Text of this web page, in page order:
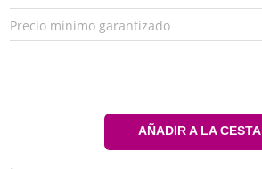
Precio mínimo garantizado
AÑADIR A LA CESTA